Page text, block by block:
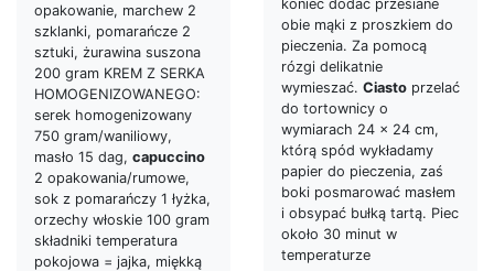
koniec dodać przesiane
obie mąki z proszkiem do
pieczenia. Za pomocą
rózgi delikatnie
wymieszać. Ciasto przelać
do tortownicy o
wymiarach 24 x 24 cm,
którą spód wykładamy
papier do pieczenia, zaś
boki posmarować masłem
i obsypać bułką tartą. Piec
około 30 minut w
temperaturze
opakowanie, marchew 2
szklanki, pomarańcze 2
sztuki, żurawina suszona
200 gram KREM Z SERKA
HOMOGENIZOWANEGO:
serek homogenizowany
750 gram/waniliowy,
masło 15 dag, capuccino
2 opakowania/rumowe,
sok z pomarańczy 1 łyżka,
orzechy włoskie 100 gram
składniki temperatura
pokojowa = jajka, miękką